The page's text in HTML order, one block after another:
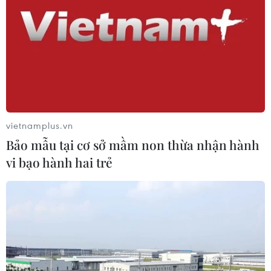
Tiêu chí mới phân loại doanh nghiệp
để thực hiện cơ cấu lại vốn nhà nước
động cho nhà phát triển
06/08/2026 06:40
Doanh thu AI của Microsoft phụ
vietnamplus.vn
Bảo mẫu tại cơ sở mầm non thừa nhận hành
vi bạo hành hai trẻ